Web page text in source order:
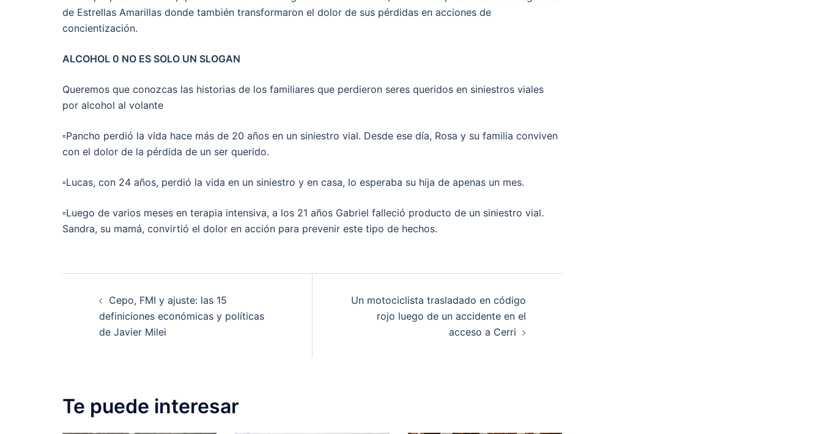
de Estrellas Amarillas donde también transformaron el dolor de sus pérdidas en acciones de
concientización.
ALCOHOL 0 NO ES SOLO UN SLOGAN
Queremos que conozcas las historias de los familiares que perdieron seres queridos en siniestros viales
por alcohol al volante
▫️Pancho perdió la vida hace más de 20 años en un siniestro vial. Desde ese día, Rosa y su familia conviven
con el dolor de la pérdida de un ser querido.
▫️Lucas, con 24 años, perdió la vida en un siniestro y en casa, lo esperaba su hija de apenas un mes.
▫️Luego de varios meses en terapia intensiva, a los 21 años Gabriel falleció producto de un siniestro vial.
Sandra, su mamá, convirtió el dolor en acción para prevenir este tipo de hechos.
navigation
Cepo, FMI y ajuste: las 15
definiciones económicas y políticas
de Javier Milei
Un motociclista trasladado en código
rojo luego de un accidente en el
acceso a Cerri
Te puede interesar